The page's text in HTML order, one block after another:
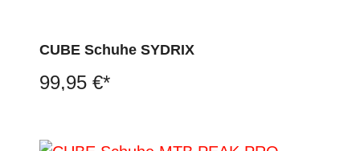
CUBE Schuhe SYDRIX
99,95 €*